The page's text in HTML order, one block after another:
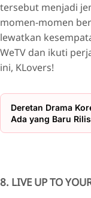
tersebut menjadi
momen-momen
lewatkan
WeTV dan ikuti
ini, KLovers!
Deretan Drama
Ada yang Baru
8. LIVE UP TO